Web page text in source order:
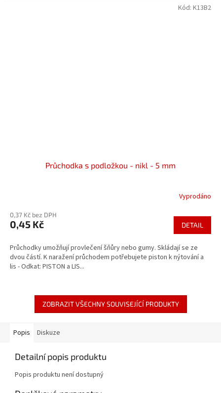
Průchodka s podložkou - nikl - 5 mm
produktu
je
z
5
hvězdiček.
Vyprodáno
0,37 Kč bez DPH
0,45 Kč DETAIL
Průchodky umožňují provlečení šňůry nebo gumy. Skládají se ze
dvou částí. K naražení průchodem potřebujete piston k nýtování a
lis - Odkat: PISTON a LIS...
Kód: K13B2
ZOBRAZIT VŠECHNY SOUVISEJÍCÍ PRODUKTY
Popis Diskuze
Detailní popis produktu
Popis produktu není dostupný